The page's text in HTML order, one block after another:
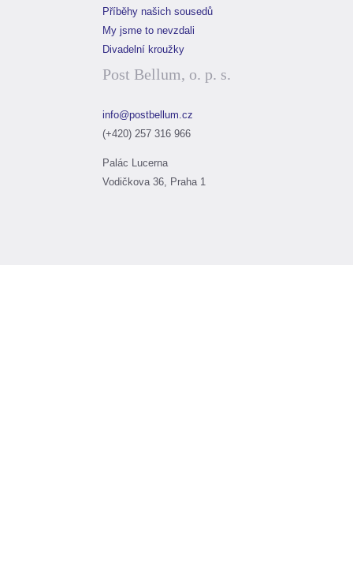
Příběhy našich sousedů
My jsme to nevzdali
Divadelní kroužky
Post Bellum, o. p. s.
info@postbellum.cz
(+420) 257 316 966
Palác Lucerna
Vodičkova 36, Praha 1